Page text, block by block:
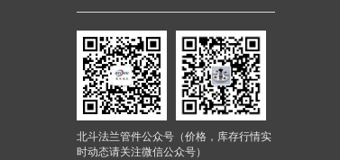
北斗法兰管件公众号（价格，库存行情实
时动态请关注微信公众号）